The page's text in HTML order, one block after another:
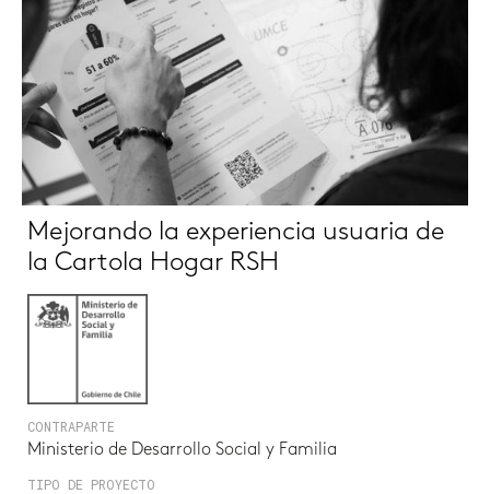
Mejorando la experiencia usuaria de
la Cartola Hogar RSH
CONTRAPARTE
Ministerio de Desarrollo Social y Familia
TIPO DE PROYECTO